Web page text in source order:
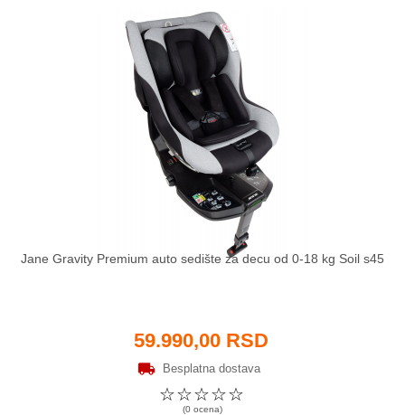
Jane Gravity Premium auto sedište za decu od 0-18 kg Soil s45
59.990,00 RSD
Besplatna dostava
☆
☆
☆
☆
☆
(0 ocena)